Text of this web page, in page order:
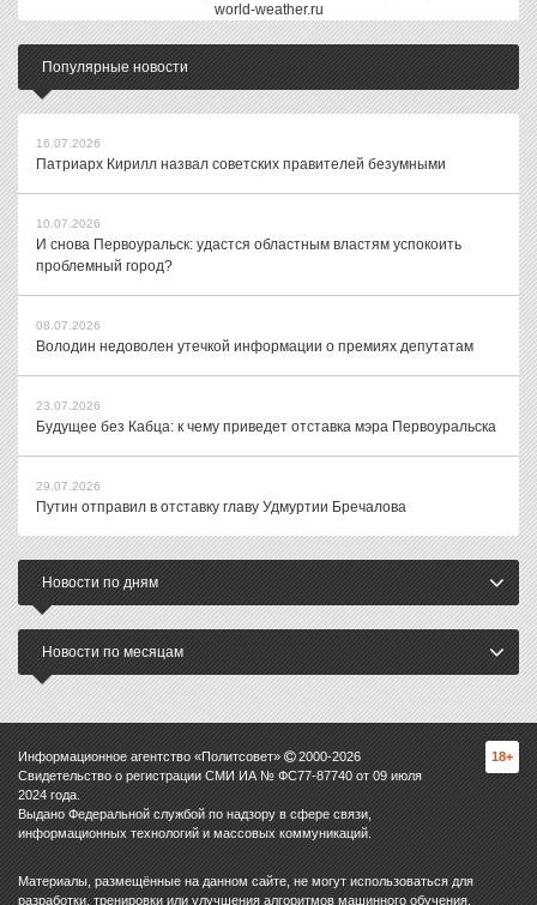
world-weather.ru
Популярные новости
16.07.2026
Патриарх Кирилл назвал советских правителей безумными
10.07.2026
И снова Первоуральск: удастся областным властям успокоить
проблемный город?
08.07.2026
Володин недоволен утечкой информации о премиях депутатам
23.07.2026
Будущее без Кабца: к чему приведет отставка мэра Первоуральска
29.07.2026
Путин отправил в отставку главу Удмуртии Бречалова
Новости по дням
Новости по месяцам
Информационное агентство «Политсовет» 2000-2026
Свидетельство о регистрации СМИ ИА № ФС77-87740 от 09 июля
2024 года.
Выдано Федеральной службой по надзору в сфере связи,
информационных технологий и массовых коммуникаций.
18+
Материалы, размещённые на данном сайте, не могут использоваться для
разработки, тренировки или улучшения алгоритмов машинного обучения,